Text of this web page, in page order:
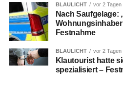
BLAULICHT vor 2 Tagen
Nach Saufgelage:
Festnahme
BLAULICHT vor 2 Tagen
Klautourist hatte
spezialisiert –